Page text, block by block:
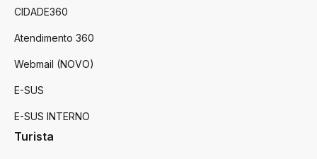
CIDADE360
Atendimento 360
Webmail (NOVO)
E-SUS
E-SUS INTERNO
Turista